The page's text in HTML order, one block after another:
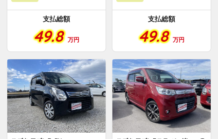
支払総額
49.8 万円
支払総額
49.8 万円